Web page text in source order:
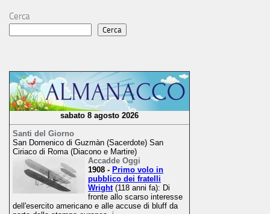
Cerca
Cerca